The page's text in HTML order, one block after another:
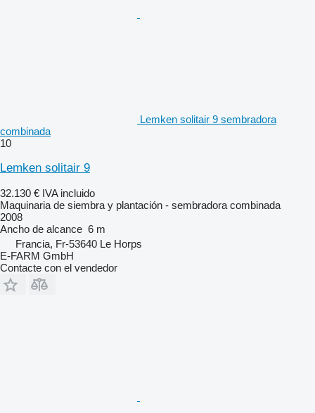
Lemken solitair 9 sembradora
combinada
10
Lemken solitair 9
32.130 € IVA incluido
Maquinaria de siembra y plantación - sembradora combinada
2008
Ancho de alcance 6 m
Francia, Fr-53640 Le Horps
E-FARM GmbH
Contacte con el vendedor